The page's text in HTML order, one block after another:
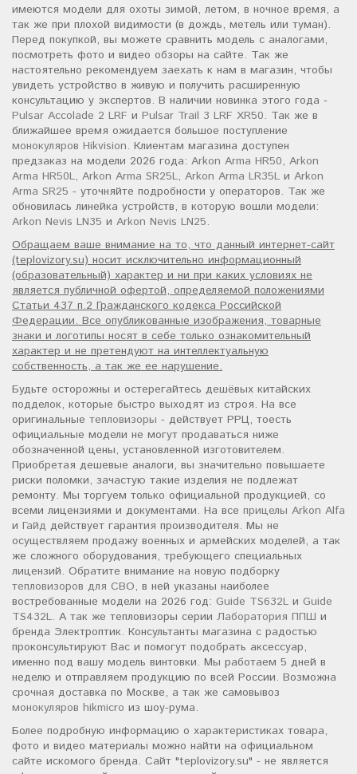
имеются модели для охоты зимой, летом, в ночное время, а
так же при плохой видимости (в дождь, метель или туман).
Перед покупкой, вы можете сравнить модель с аналогами,
посмотреть фото и видео обзоры на сайте. Так же
настоятельно рекомендуем заехать к нам в магазин, чтобы
увидеть устройство в живую и получить расширенную
консультацию у экспертов. В наличии новинка этого года -
Pulsar Accolade 2 LRF и Pulsar Trail 3 LRF XR50. Так же в
ближайшее время ожидается большое поступление
монокуляров Hikvision. Клиентам магазина доступен
предзаказ на модели 2026 года: Arkon Arma HR50, Arkon
Arma HR50L, Arkon Arma SR25L, Arkon Arma LR35L и Arkon
Arma SR25 - уточняйте подробности у операторов. Так же
обновилась линейка устройств, в которую вошли модели:
Arkon Nevis LN35 и Arkon Nevis LN25.
Обращаем ваше внимание на то, что данный интернет-сайт
(teplovizory.su) носит исключительно информационный
(образовательный) характер и ни при каких условиях не
является публичной офертой, определяемой положениями
Статьи 437 п.2 Гражданского кодекса Российской
Федерации. Все опубликованные изображения, товарные
знаки и логотипы носят в себе только ознакомительный
характер и не претендуют на интеллектуальную
собственность, а так же ее нарушение.
Будьте осторожны и остерегайтесь дешёвых китайских
подделок, которые быстро выходят из строя. На все
оригинальные тепловизоры - действует РРЦ, тоесть
официальные модели не могут продаваться ниже
обозначенной цены, установленной изготовителем.
Приобретая дешевые аналоги, вы значительно повышаете
риски поломки, зачастую такие изделия не подлежат
ремонту. Мы торгуем только официальной продукцией, со
всеми лицензиями и документами. На все прицелы Arkon Alfa
и Гайд действует гарантия производителя. Мы не
осуществляем продажу военных и армейских моделей, а так
же сложного оборудования, требующего специальных
лицензий. Обратите внимание на новую подборку
тепловизоров для СВО, в ней указаны наиболее
востребованные модели на 2026 год: Guide TS632L и Guide
TS432L. А так же тепловизоры серии Лаборатория ППШ и
бренда Электроптик. Консультанты магазина с радостью
проконсультируют Вас и помогут подобрать аксессуар,
именно под вашу модель винтовки. Мы работаем 5 дней в
неделю и отправляем продукцию по всей России. Возможна
срочная доставка по Москве, а так же самовывоз
монокуляров hikmicro из шоу-рума.
Более подробную информацию о характеристиках товара,
фото и видео материалы можно найти на официальном
сайте искомого бренда. Сайт "teplovizory.su" - не является